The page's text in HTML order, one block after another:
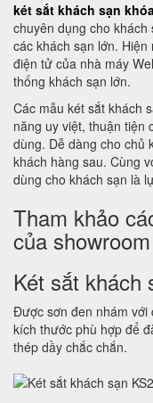
két sắt khách sạn
chuyên dụng cho
các khách sạn lớn.
điện tử của nhà máy
thống khách sạn lớn.
Các mẫu két sắt khách
năng uy việt, thuận tiện
dùng. Dễ dàng cho chủ
khách hàng sau. Cùng
dùng cho khách sạn là
Tham khảo
của
Két sắt khách
Được sơn đen nhám với
kích thước phù hợp để
thép dầy chắc chắn.